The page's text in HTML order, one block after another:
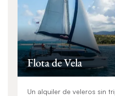
Flota de Vela
Un alquiler de veleros sin